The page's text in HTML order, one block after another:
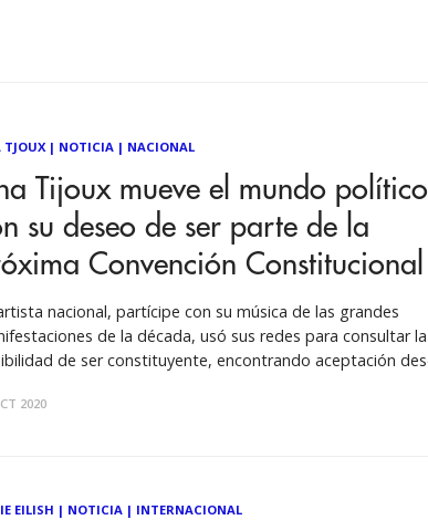
TJOUX| NOTICIA| NACIONAL
Tijoux mueve el mundo político
su deseo de ser parte de la
Convención Constitucional
nacional, partícipe con su música de las grandes
de la década, usó sus redes para consultar la
de ser constituyente, encontrando aceptación
del apruebo y de la Convención Constitucional en el
2020
EILISH | NOTICIA| INTERNACIONAL